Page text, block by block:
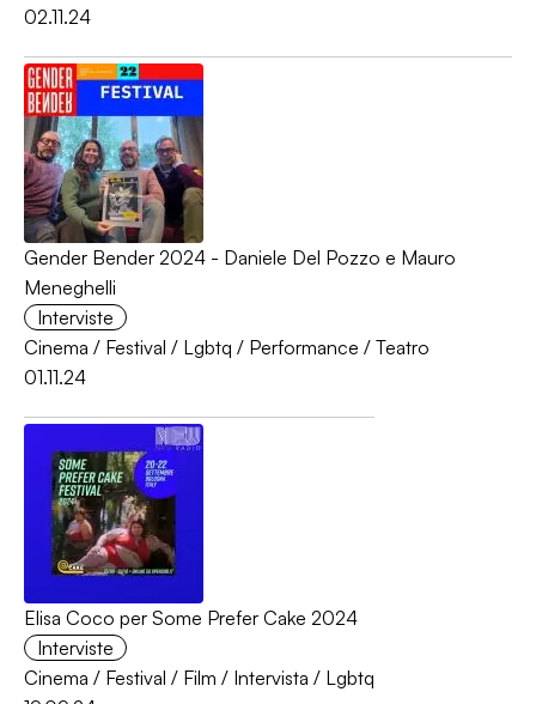
02.11.24
Gender Bender 2024 - Daniele Del Pozzo e Mauro
Meneghelli
Interviste
Cinema / Festival / Lgbtq / Performance / Teatro
01.11.24
Elisa Coco per Some Prefer Cake 2024
Interviste
Cinema / Festival / Film / Intervista / Lgbtq